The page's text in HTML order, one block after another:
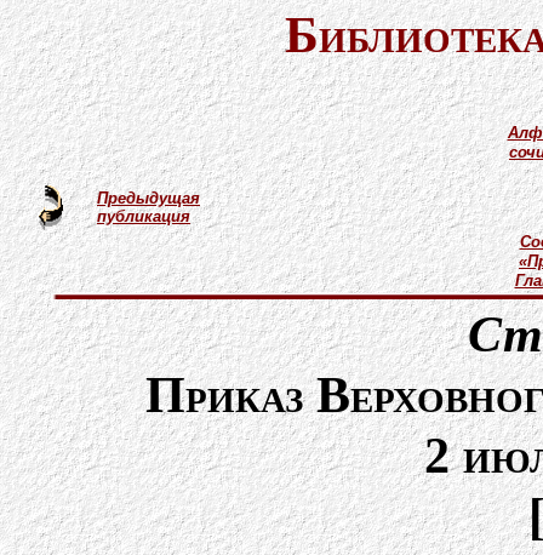
Предыдущая
публикация
Приказ
2